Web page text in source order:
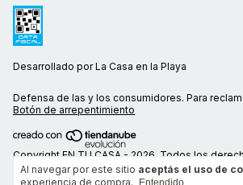
Al navegar por este sitio aceptás el uso de
experiencia de compra.
Entendido
Desarrollado por La Casa en la Playa
Defensa de las y los consumidores. Para
Botón de arrepentimiento
Copyright EN TU CASA - 2026. Todos los